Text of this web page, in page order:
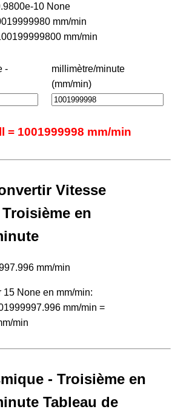
10 None
mm/min
mm/min
-
millimètre/minute
(mm/min)
= 1001999998 mm/min
Vitesse
en
mm/min
15 None en mm/min:
mm/min =
min
- Troisième en
Tableau de